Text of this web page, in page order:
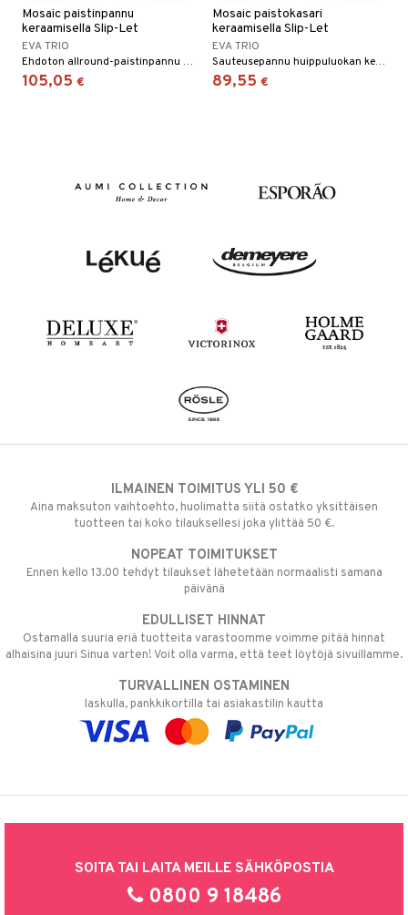
Mosaic paistinpannu
keraamisella Slip-Let
EVA TRIO
Ehdoton allround-paistinpannu huippuluokan keraamisella pinnoitteella, joka tekee pannusta poikkeuksellisen kestävän
105,05 €
Mosaic paistokasari
keraamisella Slip-Let
EVA TRIO
Sauteusepannu huippuluokan keraamisella pinnoitteella, joka tekee pannusta poikkeuksellisen kestävän.
89,55 €
ILMAINEN TOIMITUS YLI 50 €
Aina maksuton vaihtoehto, huolimatta siitä ostatko yksittäisen
tuotteen tai koko tilauksellesi joka ylittää 50 €.
NOPEAT TOIMITUKSET
Ennen kello 13.00 tehdyt tilaukset lähetetään normaalisti samana
päivänä
EDULLISET HINNAT
Ostamalla suuria eriä tuotteita varastoomme voimme pitää hinnat
alhaisina juuri Sinua varten! Voit olla varma, että teet löytöjä sivuillamme.
TURVALLINEN OSTAMINEN
laskulla, pankkikortilla tai asiakastilin kautta
SOITA TAI LAITA MEILLE SÄHKÖPOSTIA
0800 9 18486